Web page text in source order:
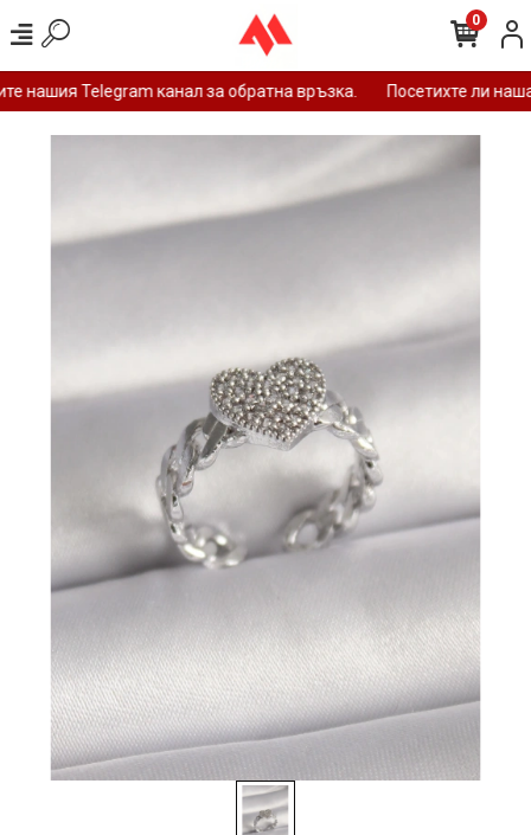
нашия Telegram канал за обратна връзка. Посетихте ли
0